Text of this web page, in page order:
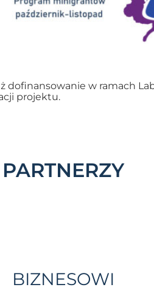
dofinansowanie w ramach
projektu.
PARTNERZY
BIZNESOWI